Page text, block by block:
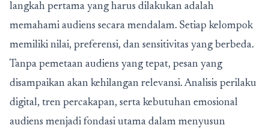
langkah pertama yang harus dilakukan adalah
memahami audiens secara mendalam. Setiap kelompok
memiliki nilai, preferensi, dan sensitivitas yang berbeda.
Tanpa pemetaan audiens yang tepat, pesan yang
disampaikan akan kehilangan relevansi. Analisis perilaku
digital, tren percakapan, serta kebutuhan emosional
audiens menjadi fondasi utama dalam menyusun